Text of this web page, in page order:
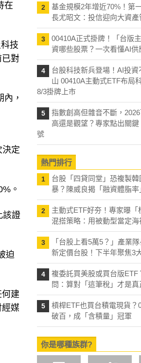
在
技
已對
，
決定
。
該證
迫
建
媒
2
基金規模2年增近70%！第
長尤昭文：投信迎向大資產
3
00410A正式掛牌！「台版
資哪些股票？一次看懂AI供
4
台股科技新兵登場！AI投資
山 00410A主動式ETF布局
8/3掛牌上市
5
指數創高但雜音不斷，
高還是觀望？專家點出關鍵
號
熱門排行
1
台股「四貸同堂」恐複製
暴？陳威良揭「融資體脂率
2
主動式ETF好夯！專家曝「
混搭策略：用被動型當定海
3
「台股上看5萬5？」產業
新定價台股！下半年聚焦3
4
複委託買美股或買台版ETF
問：算對「這筆稅」才是真
5
槓桿ETF也買台積電現貨？
破百，成「含積量」冠軍
你是哪種族群?